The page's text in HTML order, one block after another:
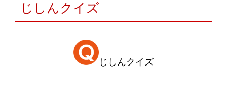
じしんクイズ
じしんクイズ